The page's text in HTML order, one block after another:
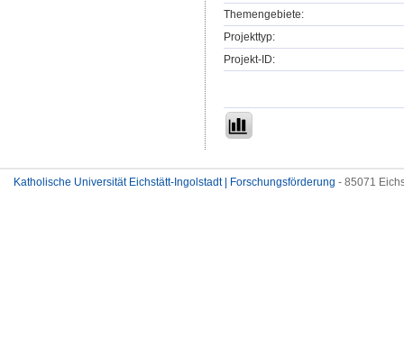
Themengebiete:
Projekttyp:
Projekt-ID:
Katholische Universität Eichstätt-Ingolstadt | Forschungsförderung - 85071